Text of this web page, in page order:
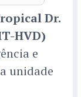
Dr.
HVD)
e
unidade